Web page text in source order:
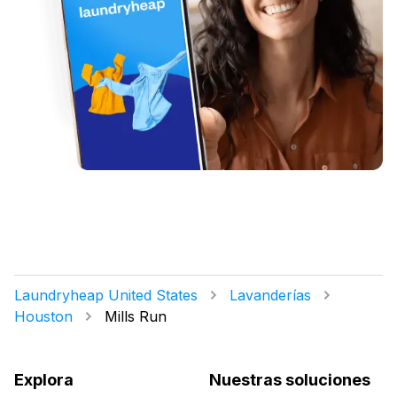
Laundryheap United States
Lavanderías
Houston
Mills Run
Explora Nuestras soluciones